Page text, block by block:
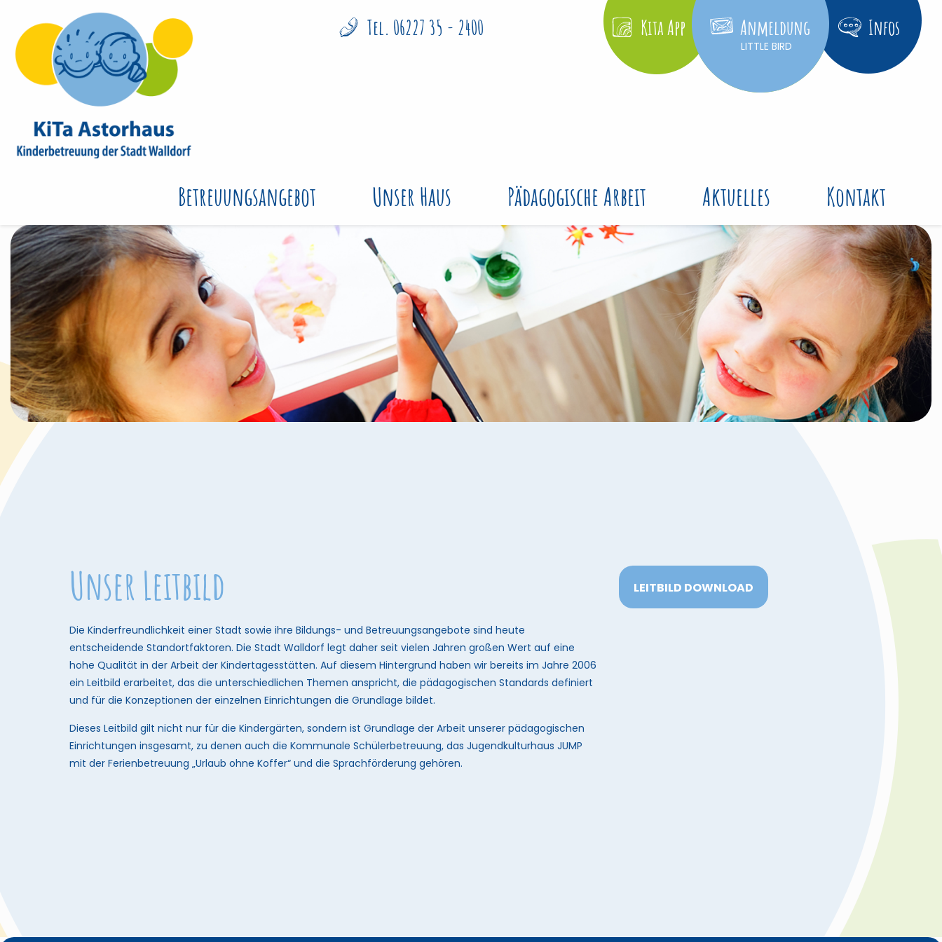
Tel. 06227 35 - 2400 Kita App Anmeldung
LITTLE BIRD
Infos
Betreuungsangebot Unser Haus Pädagogische Arbeit Aktuelles Kontakt
Unser Leitbild
Die Kinderfreundlichkeit einer Stadt sowie ihre Bildungs- und Betreuungsangebote sind heute
entscheidende Standortfaktoren. Die Stadt Walldorf legt daher seit vielen Jahren großen Wert auf eine
hohe Qualität in der Arbeit der Kindertagesstätten. Auf diesem Hintergrund haben wir bereits im Jahre 2006
ein Leitbild erarbeitet, das die unterschiedlichen Themen anspricht, die pädagogischen Standards definiert
und für die Konzeptionen der einzelnen Einrichtungen die Grundlage bildet.
Dieses Leitbild gilt nicht nur für die Kindergärten, sondern ist Grundlage der Arbeit unserer pädagogischen
Einrichtungen insgesamt, zu denen auch die Kommunale Schülerbetreuung, das Jugendkulturhaus JUMP
mit der Ferienbetreuung „Urlaub ohne Koffer“ und die Sprachförderung gehören.
LEITBILD DOWNLOAD